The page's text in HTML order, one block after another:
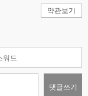
약관보기
댓글쓰기